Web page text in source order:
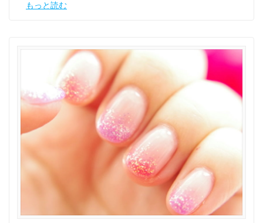
もっと読む